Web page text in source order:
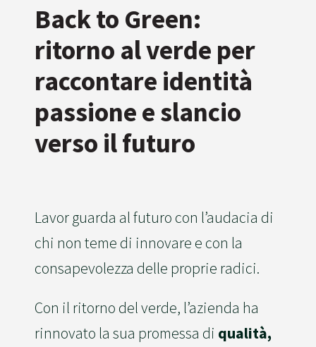
Back to Green:
ritorno al verde per
raccontare identità
passione e slancio
verso il futuro
Lavor guarda al futuro con l’audacia di
chi non teme di innovare e con la
consapevolezza delle proprie radici.
Con il ritorno del verde, l’azienda ha
rinnovato la sua promessa di qualità,